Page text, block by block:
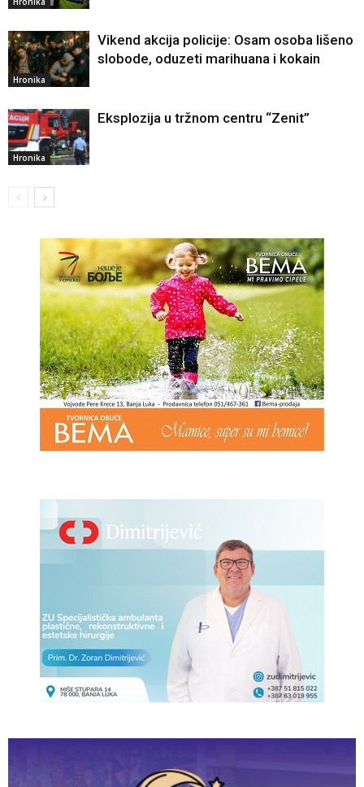
Hronika
Vikend akcija policije: Osam osoba lišeno
slobode, oduzeti marihuana i kokain
Hronika
Eksplozija u tržnom centru “Zenit”